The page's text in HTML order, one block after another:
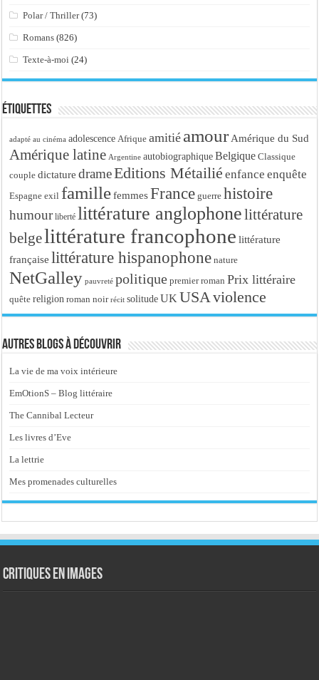
Polar / Thriller(73)
Romans (826)
Texte-à-moi (24)
Étiquettes
adapté au cinéma adolescence Afrique amitié amour Amérique du Sud
Amérique latine Argentine autobiographique Belgique Classique
couple dictature drameEditions Métailié enfance enquête
Espagne exil famille femmes France guerre histoire
humour liberté littérature anglophonelittérature
belgelittérature francophone littérature
française littérature hispanophone nature
NetGalley pauvreté politique premier roman Prix littéraire
quête religion roman noir récit solitude UK USAviolence
Autres blogs à découvrir
La vie de ma voix intérieure
EmOtionS – Blog littéraire
The Cannibal Lecteur
Les livres d’Eve
La lettrie
Mes promenades culturelles
Critiques en images